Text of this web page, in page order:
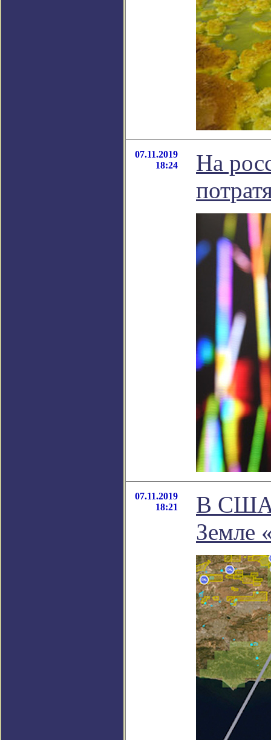
07.11.2019
18:24
На
07.11.2019
18:21
В США
Земле